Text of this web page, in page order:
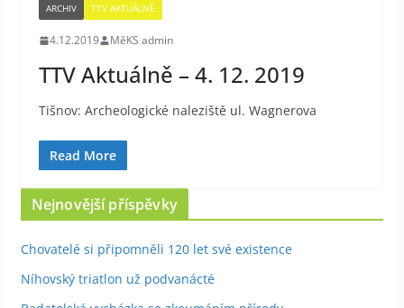
ARCHIV TTV AKTUÁLNĚ
4.12.2019 MěKS admin
TTV Aktuálně – 4. 12. 2019
Tišnov: Archeologické naleziště ul. Wagnerova
Read More
Nejnovější příspěvky
Chovatelé si připomněli 120 let své existence
Níhovský triatlon už podvanácté